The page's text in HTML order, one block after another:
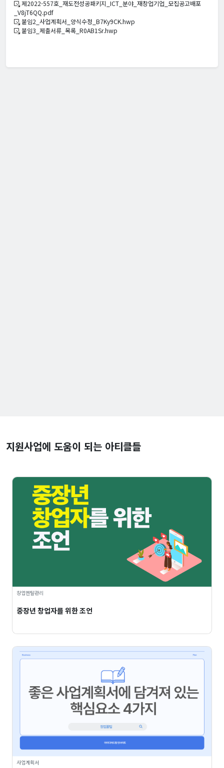
제2022-557호_재도전성공패키지_ICT_분야_재창업기업_모집공고배포
_V8jT6QQ.pdf
붙임2_사업계획서_양식수정_B7Ky9CK.hwp
붙임3_제출서류_목록_R0AB1Sr.hwp
지원사업에 도움이 되는 아티클들
창업멘탈관리
중장년 창업자를 위한 조언
사업계획서